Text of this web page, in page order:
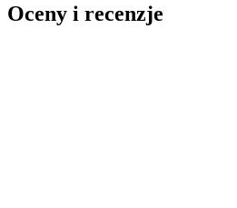
Oceny i recenzje